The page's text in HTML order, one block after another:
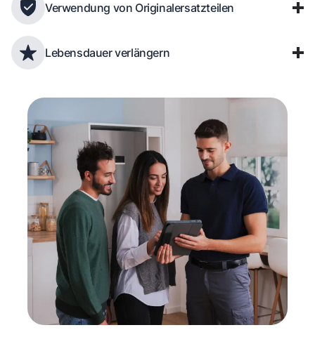
Verwendung von Originalersatzteilen
Lebensdauer verlängern